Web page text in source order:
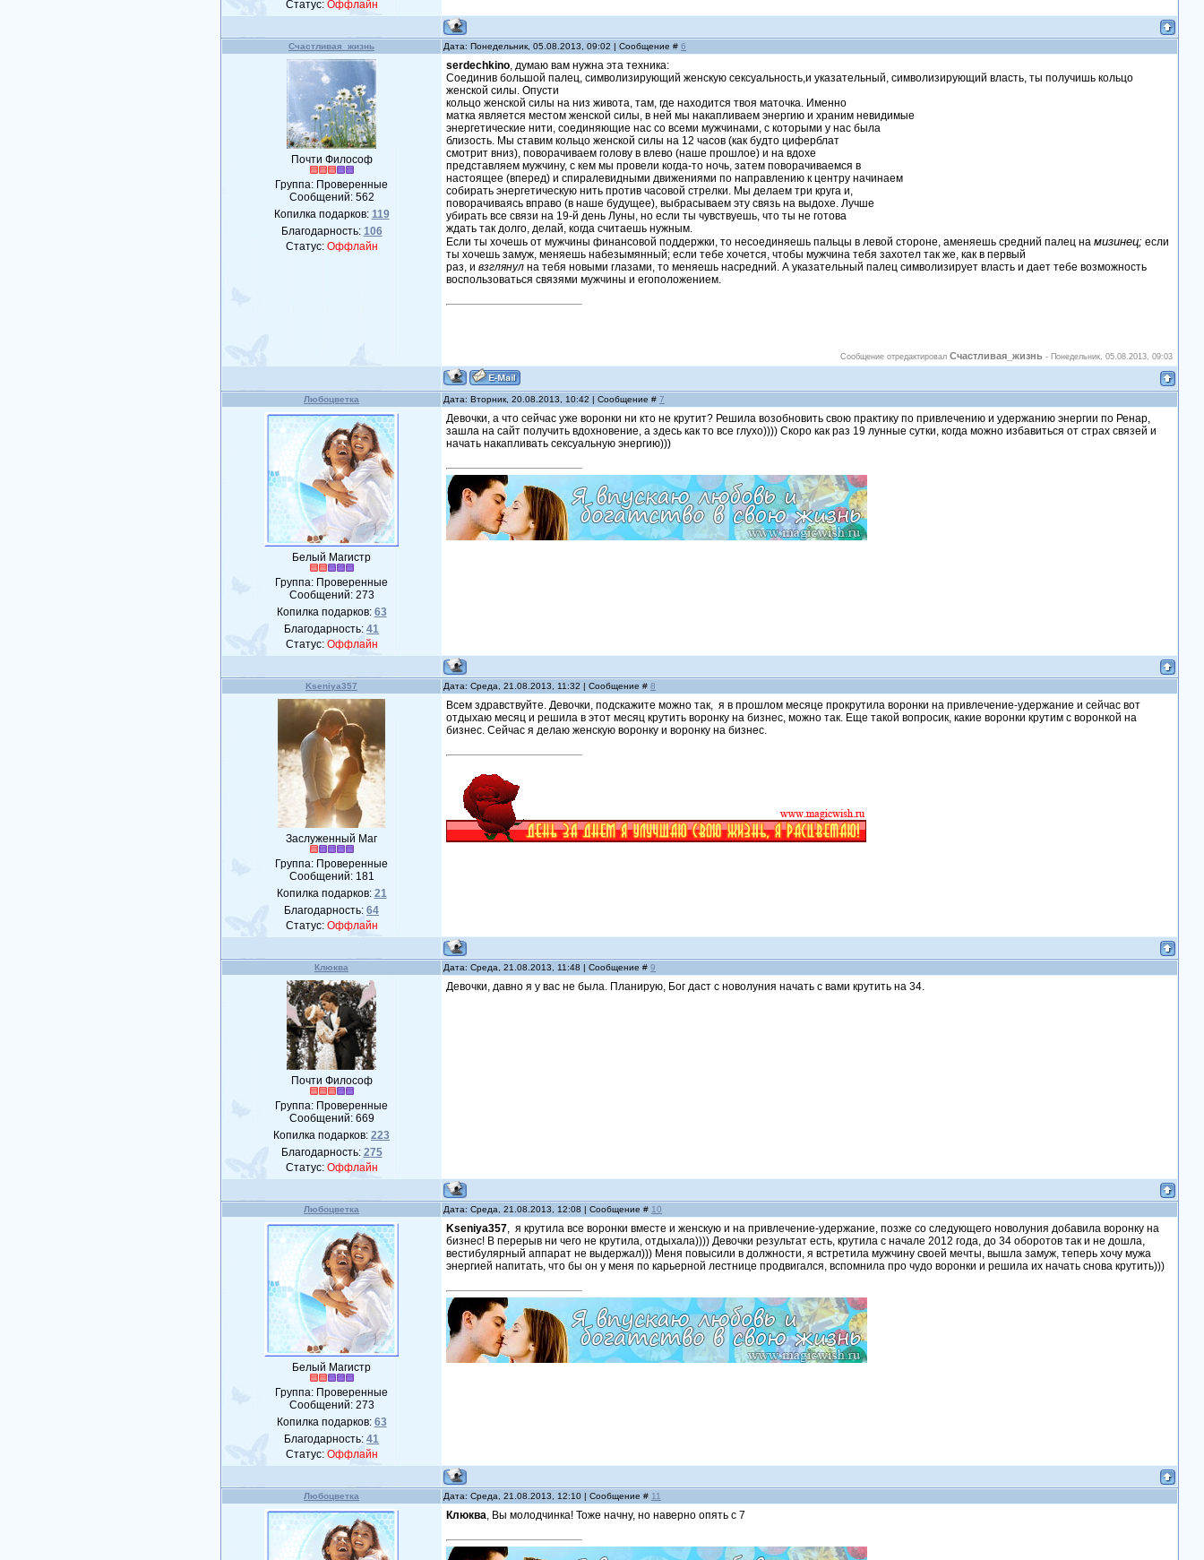
Статус: Оффлайн
Счастливая_жизнь Дата: Понедельник, 05.08.2013, 09:02 | Сообщение #6
Почти Философ
Группа: Проверенные
Сообщений: 562
Копилка подарков: 119
Благодарность: 106
Статус: Оффлайн
serdechkino, думаю вам нужна эта техника:
Соединив большой палец, символизирующий женскую сексуальность,и указательный, символизирующий власть, ты получишь кольцо
женской силы. Опусти
кольцо женской силы на низ живота, там, где находится твоя маточка. Именно
матка является местом женской силы, в ней мы накапливаем энергию и храним невидимые
энергетические нити, соединяющие нас со всеми мужчинами, с которыми у нас была
близость. Мы ставим кольцо женской силы на 12 часов (как будто циферблат
смотрит вниз), поворачиваем голову в влево (наше прошлое) и на вдохе
представляем мужчину, с кем мы провели когда-то ночь, затем поворачиваемся в
настоящее (вперед) и спиралевидными движениями по направлению к центру начинаем
собирать энергетическую нить против часовой стрелки. Мы делаем три круга и,
поворачиваясь вправо (в наше будущее), выбрасываем эту связь на выдохе. Лучше
убирать все связи на 19-й день Луны, но если ты чувствуешь, что ты не готова
ждать так долго, делай, когда считаешь нужным.
Если ты хочешь от мужчины финансовой поддержки, то несоединяешь пальцы в левой стороне, аменяешь средний палец намизинец; если
ты хочешь замуж, меняешь набезымянный; если тебе хочется, чтобы мужчина тебя захотел так же, как в первый
раз, ивзглянул на тебя новыми глазами, то меняешь насредний. А указательный палец символизирует власть и дает тебе возможность
воспользоваться связями мужчины и егоположением.
Сообщение отредактировалСчастливая_жизнь - Понедельник, 05.08.2013, 09:03
Любоцветка Дата: Вторник, 20.08.2013, 10:42 | Сообщение #7
Белый Магистр
Группа: Проверенные
Сообщений: 273
Копилка подарков: 63
Благодарность:41
Статус: Оффлайн
Девочки, а что сейчас уже воронки ни кто не крутит? Решила возобновить свою практику по привлечению и удержанию энергии по Ренар,
зашла на сайт получить вдохновение, а здесь как то все глухо)))) Скоро как раз 19 лунные сутки, когда можно избавиться от страх связей и
начать накапливать сексуальную энергию)))
Kseniya357 Дата: Среда, 21.08.2013, 11:32 | Сообщение #8
Заслуженный Маг
Группа: Проверенные
Сообщений: 181
Копилка подарков: 21
Благодарность:64
Статус: Оффлайн
Всем здравствуйте. Девочки, подскажите можно так, я в прошлом месяце прокрутила воронки на привлечение-удержание и сейчас вот
отдыхаю месяц и решила в этот месяц крутить воронку на бизнес, можно так. Еще такой вопросик, какие воронки крутим с воронкой на
бизнес. Сейчас я делаю женскую воронку и воронку на бизнес.
Клюква Дата: Среда, 21.08.2013, 11:48 | Сообщение #9
Почти Философ
Группа: Проверенные
Сообщений: 669
Копилка подарков:223
Благодарность: 275
Статус: Оффлайн
Девочки, давно я у вас не была. Планирую, Бог даст с новолуния начать с вами крутить на 34.
Любоцветка Дата: Среда, 21.08.2013, 12:08 | Сообщение # 10
Белый Магистр
Группа: Проверенные
Сообщений: 273
Копилка подарков: 63
Благодарность:41
Статус: Оффлайн
Kseniya357, я крутила все воронки вместе и женскую и на привлечение-удержание, позже со следующего новолуния добавила воронку на
бизнес! В перерыв ни чего не крутила, отдыхала)))) Девочки результат есть, крутила с начале 2012 года, до 34 оборотов так и не дошла,
вестибулярный аппарат не выдержал))) Меня повысили в должности, я встретила мужчину своей мечты, вышла замуж, теперь хочу мужа
энергией напитать, что бы он у меня по карьерной лестнице продвигался, вспомнила про чудо воронки и решила их начать снова крутить)))
Любоцветка Дата: Среда, 21.08.2013, 12:10 | Сообщение # 11
Клюква, Вы молодчинка! Тоже начну, но наверно опять с 7